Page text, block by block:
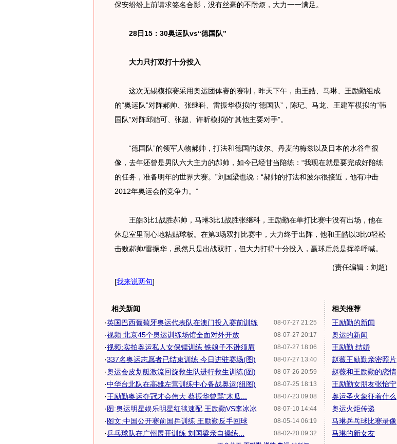
保安纷纷上前请求签名合影，没有丝毫的不耐烦，大力一一满足。
28日15：30奥运队vs“德国队”
大力只打双打十分投入
这次无锡模拟赛采用奥运团体赛的赛制，昨天下午，由王皓、马琳、王励勤组成
的“奥运队”对阵郝帅、张继科、雷振华模拟的“德国队”，陈玘、马龙、王建军模拟的“韩
国队”对阵邱贻可、张超、许昕模拟的“其他主要对手”。
“德国队”的领军人物郝帅，打法和德国的波尔、丹麦的梅兹以及日本的水谷隼很
像，去年还曾是男队六大主力的郝帅，如今已经甘当陪练：“我现在就是要完成好陪练
的任务，准备明年的世界大赛。”刘国梁也说：“郝帅的打法和波尔很接近，他有冲击
2012年奥运会的竞争力。”
王皓3比1战胜郝帅，马琳3比1战胜张继科，王励勤在单打比赛中没有出场，他在
休息室里耐心地粘贴球板。在第3场双打比赛中，大力终于出阵，他和王皓以3比0轻松
击败郝帅/雷振华，虽然只是出战双打，但大力打得十分投入，赢球后总是挥拳呼喊。
(责任编辑：刘超)
[我来说两句]
相关新闻
08-07-27 21:25
·英国巴西葡萄牙奥运代表队在澳门投入赛前训练
08-07-27 20:17
·视频:北京45个奥运训练场馆全面对外开放
08-07-27 18:06
·视频:实拍奥运私人女保镖训练 铁娘子不逊须眉
08-07-27 13:40
·337名奥运志愿者已结束训练 今日进驻赛场(图)
08-07-26 20:59
·奥运会皮划艇激流回旋救生队进行救生训练(图)
08-07-25 18:13
·中华台北队在高雄左营训练中心备战奥运(组图)
08-07-23 09:08
·王励勤奥运夺冠才会伟大 蔡振华曾骂"木瓜...
08-07-10 14:44
·图:奥运明星娱乐明星红毯速配 王励勤VS李冰冰
08-05-14 06:19
·图文:中国公开赛前国乒训练 王励勤反手回球
08-02-20 09:32
·乒乓球队在广州展开训练 刘国梁亲自操练...
相关推荐
王励勤的新闻
奥运的新闻
王励勤 结婚
赵薇王励勤亲密照片
赵薇和王励勤的恋情
王励勤女朋友张怡宁
奥运圣火象征着什么
奥运火炬传递
马琳乒乓球比赛录像
马琳的新女友